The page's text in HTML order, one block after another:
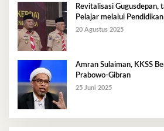
Revitalisasi Gugusdepan,
Pelajar melalui
20 Agustus 2025
Amran Sulaiman, KKSS
Prabowo-Gibran
25 Juni 2025